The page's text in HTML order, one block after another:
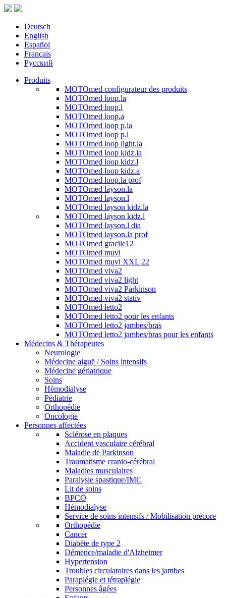
Deutsch
English
Español
Français
Русский
Produits
MOTOmed configurateur des produits
MOTOmed loop.la
MOTOmed loop.l
MOTOmed loop.a
MOTOmed loop p.la
MOTOmed loop p.l
MOTOmed loop light.la
MOTOmed loop kidz.la
MOTOmed loop kidz.l
MOTOmed loop kidz.a
MOTOmed loop.la prof
MOTOmed layson.la
MOTOmed layson.l
MOTOmed layson kidz.la
MOTOmed layson kidz.l
MOTOmed layson.l dia
MOTOmed layson.la prof
MOTOmed gracile12
MOTOmed muvi
MOTOmed muvi XXL 22
MOTOmed viva2
MOTOmed viva2 light
MOTOmed viva2 Parkinson
MOTOmed viva2 stativ
MOTOmed letto2
MOTOmed letto2 pour les enfants
MOTOmed letto2 jambes/bras
MOTOmed letto2 jambes/bras pour les enfants
Médecins & Thérapeutes
Neurologie
Médecine aiguë / Soins intensifs
Médecine gériatrique
Soins
Hémodialyse
Pédiatrie
Orthopédie
Oncologie
Personnes affectées
Sclérose en plaques
Accident vasculaire cérébral
Maladie de Parkinson
Traumatisme cranio-cérébral
Maladies musculaires
Paralysie spastique/IMC
Lit de soins
BPCO
Hémodialyse
Service de soins intensifs / Mobilisation précore
Orthopédie
Cancer
Diabète de type 2
Démence/maladie d'Alzheimer
Hypertension
Troubles circulatoires dans les jambes
Paraplégie et tétraplégie
Personnes âgées